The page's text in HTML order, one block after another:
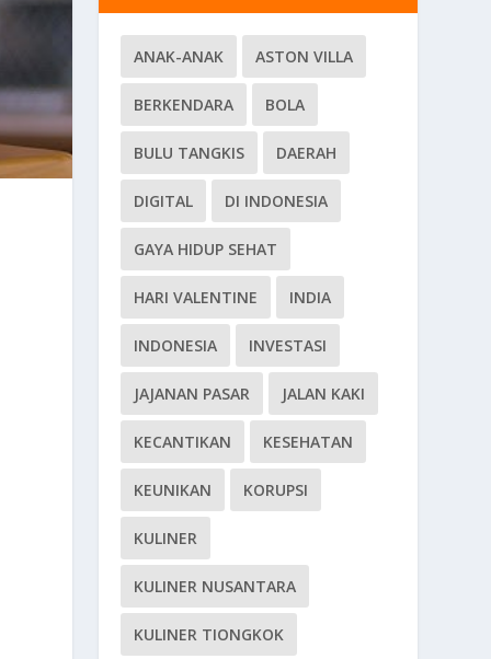
ANAK-ANAK ASTON VILLA
BERKENDARA BOLA
BULU TANGKIS DAERAH
DIGITAL DI INDONESIA
GAYA HIDUP SEHAT
HARI VALENTINE INDIA
INDONESIA INVESTASI
JAJANAN PASAR JALAN KAKI
KECANTIKAN KESEHATAN
KEUNIKAN KORUPSI
KULINER
KULINER NUSANTARA
KULINER TIONGKOK